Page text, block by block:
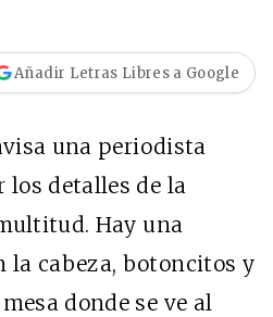
Añadir Letras Libres a Google
una periodista
los detalles de la
Hay una
la cabeza, botoncitos y
donde se ve al